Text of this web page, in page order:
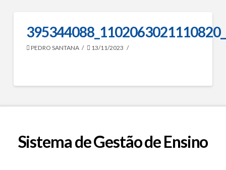
PEDRO SANTANA 13/11/2023
Sistema de Gestão de Ensino